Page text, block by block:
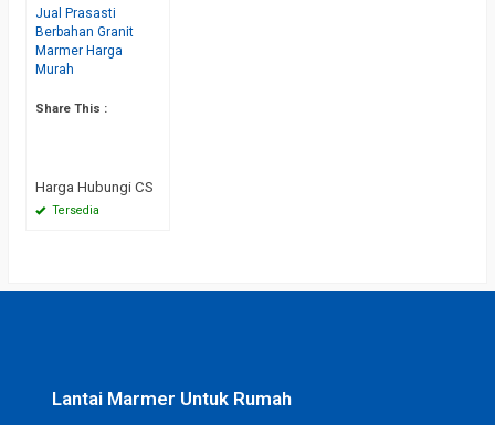
Jual Prasasti
Berbahan Granit
Marmer Harga
Murah
Share This :
Harga Hubungi CS
Tersedia
Lantai Marmer Untuk Rumah